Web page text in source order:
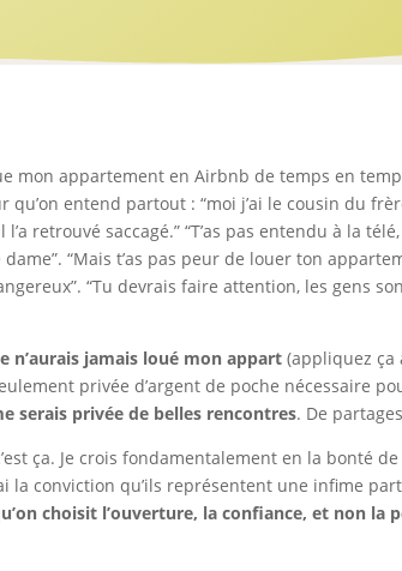
mon appartement en Airbnb de temps en
qu’on entend partout : “moi j’ai le cousin du
retrouvé saccagé.” “T’as pas entendu à la
dame”. “Mais t’as pas peur de louer ton
“Tu devrais faire attention, les gens
n’aurais jamais loué mon appart (appliquez ça
privée d’argent de poche nécessaire
serais privée de belles rencontres. De
ça. Je crois fondamentalement en la bonté
la conviction qu’ils représentent une infime
choisit l’ouverture, la confiance, et non la